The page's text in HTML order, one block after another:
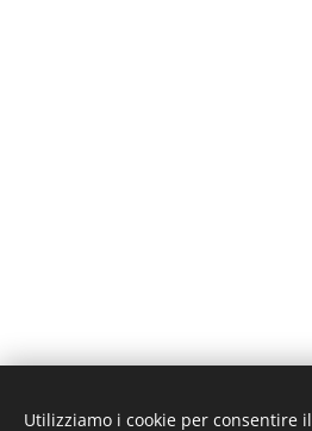
Utilizziamo i cookie per consentire